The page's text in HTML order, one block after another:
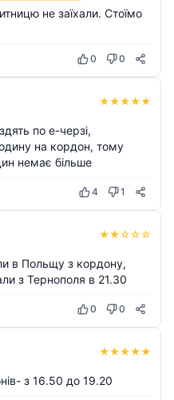
не заїхали. Стоїмо
0 0
★★★★★
по е-черзі,
на кордон, тому
немає більше
4 1
★★☆☆☆
в Польщу з кордону,
з Тернополя в 21.30
0 0
★★★★★
з 16.50 до 19.20